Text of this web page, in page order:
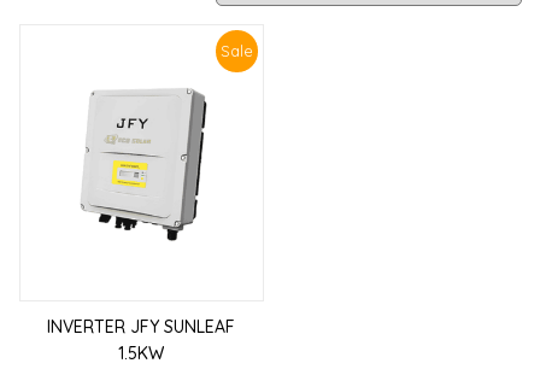
Sale
INVERTER JFY SUNLEAF
1.5KW